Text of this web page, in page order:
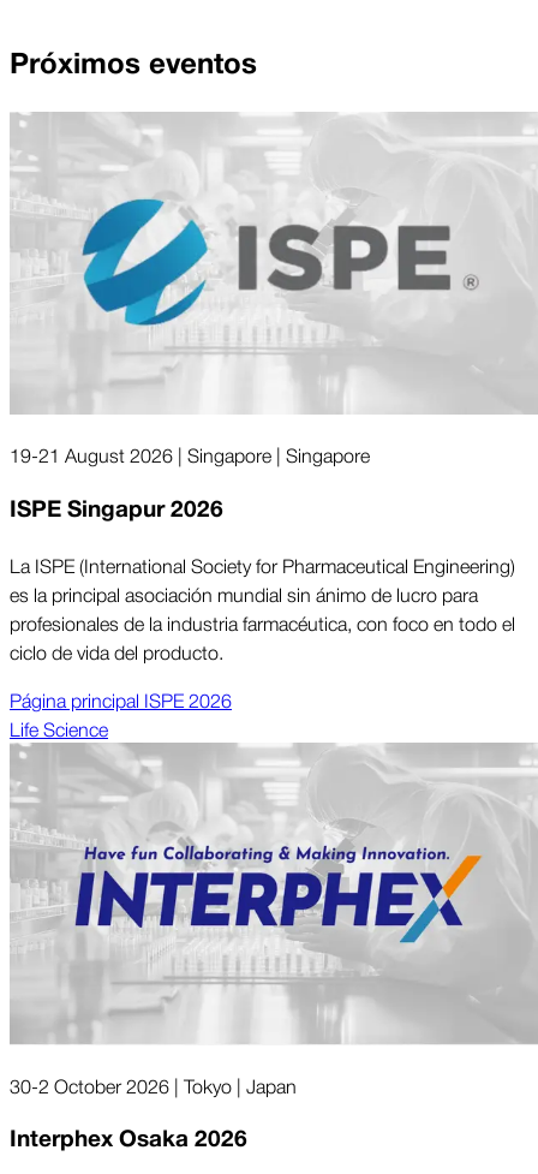
Próximos eventos
19-21 August 2026 | Singapore | Singapore
ISPE Singapur 2026
La ISPE (International Society for Pharmaceutical Engineering)
es la principal asociación mundial sin ánimo de lucro para
profesionales de la in­dus­tria far­macéu­ti­ca, con foco en todo el
ciclo de vida del pro­duc­to.
Página prin­ci­pal ISPE 2026
Life Science
30-2 October 2026 | Tokyo | Japan
Interphex Osaka 2026